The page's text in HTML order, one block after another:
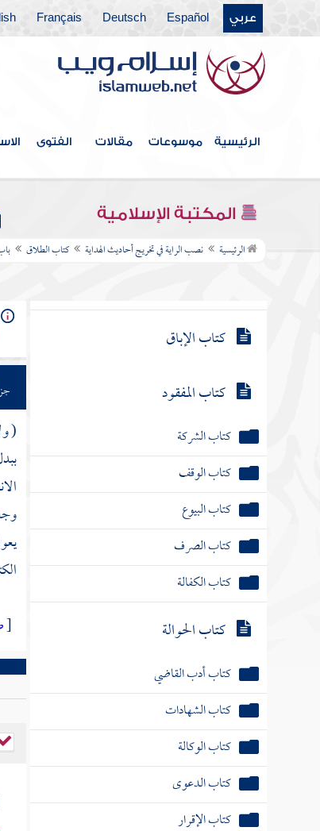
عربي Español
Deutsch
Français
الرئيسية موسوعات مقالات الفتوى
المكتبة الإسلامية
الرئيسية نصب الراية في تخريج أحاديث الهداية كتاب الطلاق
باب النفقة
كتاب العتاق
كتاب الأيمان
كتاب الإباق
كتاب الوقف
كتاب البيوع
كتاب الصرف
كتاب الكفالة
كتاب الحوالة
كتاب الشهادات
كتاب الوكالة
كتاب الدعوى
كتاب الإقرار
(
[